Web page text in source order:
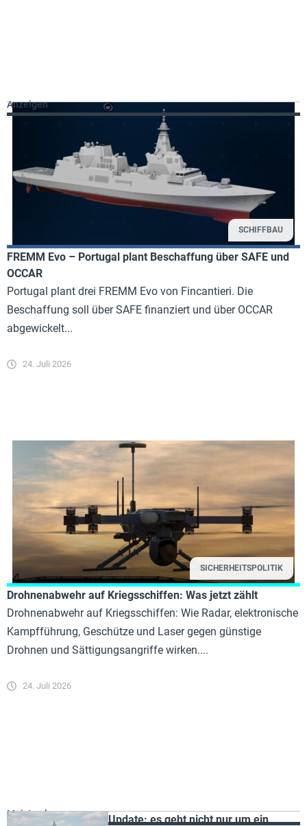
SCHIFFBAU
FREMM Evo – Portugal plant Beschaffung über SAFE und
OCCAR
Portugal plant drei FREMM Evo von Fincantieri. Die
Beschaffung soll über SAFE finanziert und über OCCAR
abgewickelt...
24. Juli 2026
SICHERHEITSPOLITIK
Drohnenabwehr auf Kriegsschiffen: Was jetzt zählt
Drohnenabwehr auf Kriegsschiffen: Wie Radar, elektronische
Kampfführung, Geschütze und Laser gegen günstige
Drohnen und Sättigungsangriffe wirken....
24. Juli 2026
Anzeigen
Meist gelesen Update: es geht nicht nur um ein